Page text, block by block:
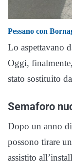
Pessano con
Lo aspettavano
Oggi,
stato sostituito
Semaforo
Dopo un anno di
possono tirare
assistito